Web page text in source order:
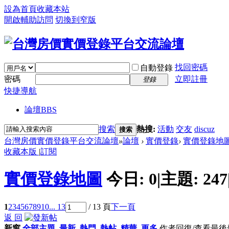
設為首頁收藏本站
開啟輔助訪問 切換到窄版
自動登錄 找回密碼
密碼
登錄
立即註冊
快捷導航
論壇BBS
搜索 搜索 熱搜: 活動 交友 discuz
台灣房價實價登錄平台交流論壇»論壇 › 實價登錄› 實價登錄地
收藏本版 |訂閱
實價登錄地圖 今日: 0|主題: 247
12345678910... 13 / 13 頁下一頁
返 回